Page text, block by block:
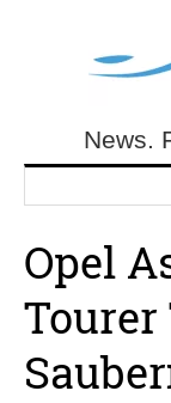
NewCarz.deNews.
Opel
Tourer